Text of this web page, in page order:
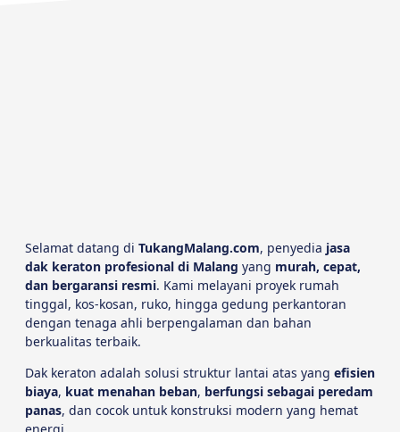
Selamat datang di TukangMalang.com, penyedia jasa
dak keraton profesional di Malang yang murah, cepat,
dan bergaransi resmi. Kami melayani proyek rumah
tinggal, kos-kosan, ruko, hingga gedung perkantoran
dengan tenaga ahli berpengalaman dan bahan
berkualitas terbaik.
Dak keraton adalah solusi struktur lantai atas yang efisien
biaya, kuat menahan beban, berfungsi sebagai peredam
panas, dan cocok untuk konstruksi modern yang hemat